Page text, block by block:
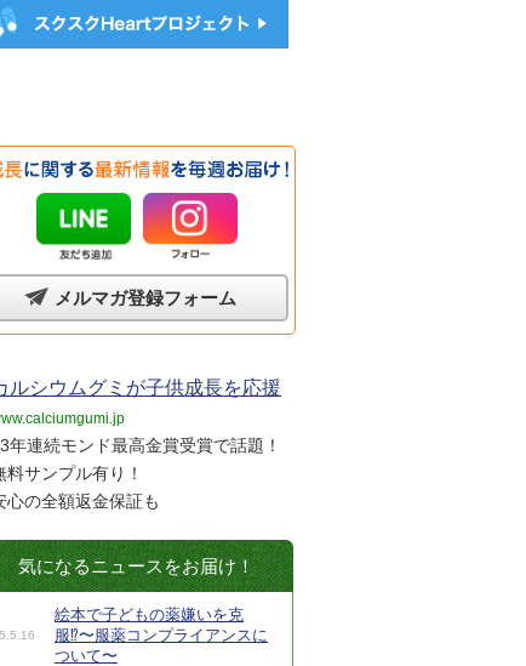
メルマガ登録フォーム
ルシウムグミが子供成長を応援
年連続モンド最高金賞受賞で話題！
料サンプル有り！
心の全額返金保証も
気になるニュースをお届け！
絵本で子どもの薬嫌いを克
服⁉︎〜服薬コンプライアンスに
ついて〜